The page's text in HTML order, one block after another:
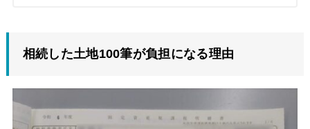
相続した土地100筆が負担になる理由